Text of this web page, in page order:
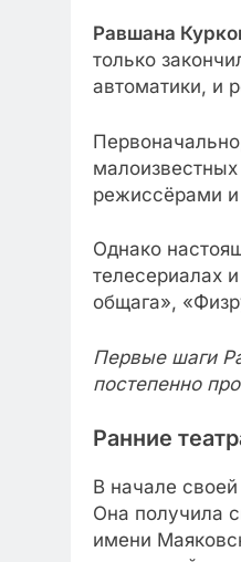
Равшана
только
автоматики, и
режиссёрами
Однако
телесериалах
общага»,
Первые шаги
постепенно
Ранние
В начале
Она получила
имени